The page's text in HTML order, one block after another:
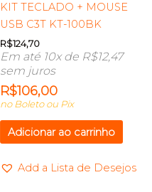
KIT TECLADO + MOUSE
USB C3T KT-100BK
R$124,70
Em até 10x de R$12,47
sem juros
R$106,00
no Boleto ou Pix
Adicionar ao carrinho
Add a Lista de Desejos